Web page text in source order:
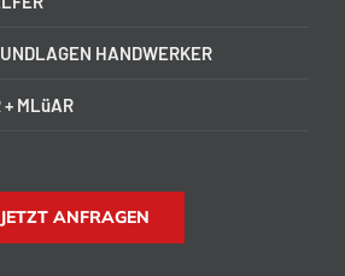
HANDWERKER
+ MLüAR
JETZT ANFRAGEN